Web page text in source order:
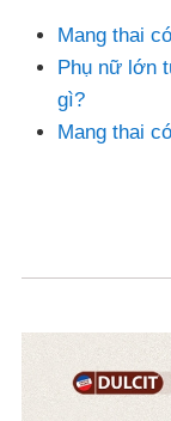
Mang thai
Phụ nữ lớn
gì?
Mang thai